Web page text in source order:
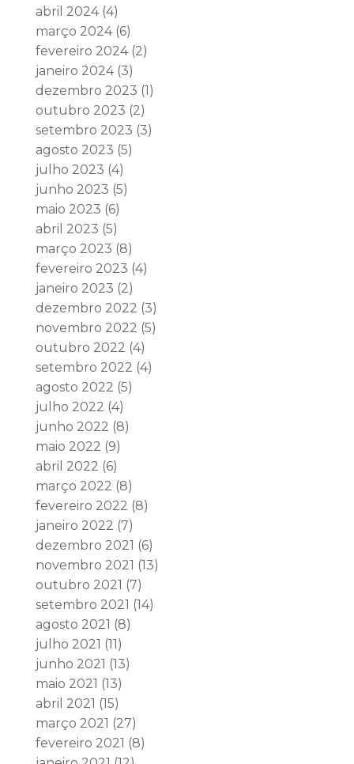
abril 2024(4)
março 2024(6)
fevereiro 2024(2)
janeiro 2024(3)
dezembro 2023 (1)
outubro 2023 (2)
setembro 2023 (3)
agosto 2023 (5)
julho 2023 (4)
junho 2023 (5)
maio 2023 (6)
abril 2023 (5)
março 2023 (8)
fevereiro 2023 (4)
janeiro 2023 (2)
dezembro 2022 (3)
novembro 2022 (5)
outubro 2022 (4)
setembro 2022 (4)
agosto 2022 (5)
julho 2022 (4)
junho 2022 (8)
maio 2022 (9)
abril 2022 (6)
março 2022 (8)
fevereiro 2022 (8)
janeiro 2022 (7)
dezembro 2021 (6)
novembro 2021 (13)
outubro 2021 (7)
setembro 2021 (14)
agosto 2021 (8)
julho 2021 (11)
junho 2021 (13)
maio 2021 (13)
abril 2021 (15)
março 2021 (27)
fevereiro 2021 (8)